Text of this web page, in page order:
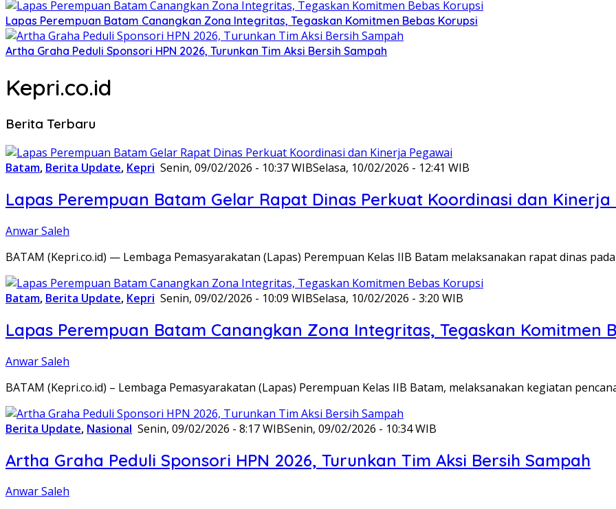
Lapas Perempuan Batam Canangkan Zona Integritas, Tegaskan Komitmen Bebas Korupsi
Artha Graha Peduli Sponsori HPN 2026, Turunkan Tim Aksi Bersih Sampah
Kepri.co.id
Berita Terbaru
Batam, Berita Update, Kepri Senin, 09/02/2026 - 10:37 WIBSelasa, 10/02/2026 - 12:41 WIB
Lapas Perempuan Batam Gelar Rapat Dinas Perkuat Koordinasi dan Kinerja
Anwar Saleh
BATAM (Kepri.co.id) — Lembaga Pemasyarakatan (Lapas) Perempuan Kelas IIB Batam melaksanakan rapat dinas
Batam, Berita Update, Kepri Senin, 09/02/2026 - 10:09 WIBSelasa, 10/02/2026 - 3:20 WIB
Lapas Perempuan Batam Canangkan Zona Integritas, Tegaskan Komitmen
Anwar Saleh
BATAM (Kepri.co.id) – Lembaga Pemasyarakatan (Lapas) Perempuan Kelas IIB Batam, melaksanakan kegiatan
Berita Update, Nasional Senin, 09/02/2026 - 8:17 WIBSenin, 09/02/2026 - 10:34 WIB
Artha Graha Peduli Sponsori HPN 2026, Turunkan Tim Aksi Bersih Sampah
Anwar Saleh